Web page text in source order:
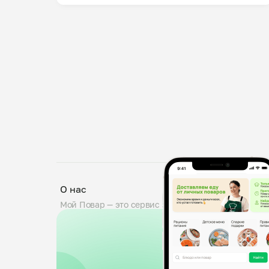
О нас
Мой Повар — это сервис заказа блюд от личных
проходят тщательную проверку: мы дегустируем
знакомим поваров с требованиями пищевой
0,5 кг. Вы можете оставить комментарий к
доставка от любого повара.